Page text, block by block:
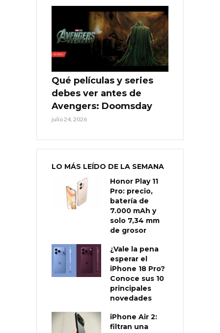
Qué películas y series
debes ver antes de
Avengers: Doomsday
julio 24, 2026
LO MÁS LEÍDO DE LA SEMANA
Honor Play 11
Pro: precio,
batería de
7.000 mAh y
solo 7,34 mm
de grosor
¿Vale la pena
esperar el
iPhone 18 Pro?
Conoce sus 10
principales
novedades
iPhone Air 2:
filtran una